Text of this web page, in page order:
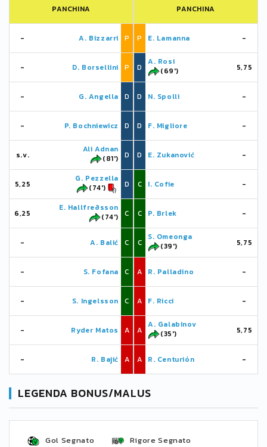
PANCHINA
- A. Bizzarri P
- D. Borsellini P
- G. Angella D
- P. Bochniewicz D
s.v.
Ali Adnan
(81')
D
5,25
G. Pezzella
(74')
D
6,25
E. Hallfreðsson
(74')
C
- A. Balić C
- S. Fofana C
- S. Ingelsson C
- Ryder Matos A
- R. Bajić A
PANCHINA
P E. Lamanna -
D
A. Rosi
(69')
5,75
D N. Spolli -
D F. Migliore -
D E. Zukanović -
C I. Cofie -
C P. Brlek -
C
S. Omeonga
(39')
5,75
A R. Palladino -
A F. Ricci -
A
A. Galabinov
(35')
5,75
A R. Centurión -
LEGENDA BONUS/MALUS
Gol Segnato
Rigore Segnato